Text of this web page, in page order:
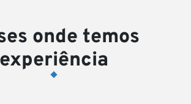
onde temos
experiência